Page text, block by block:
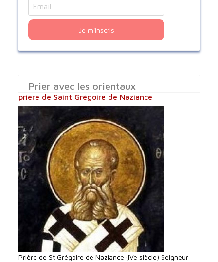
Je m'inscris
Prier avec les orientaux
prière de Saint Grégoire de Naziance
Prière de St Grégoire de Naziance (IVe siècle) Seigneur